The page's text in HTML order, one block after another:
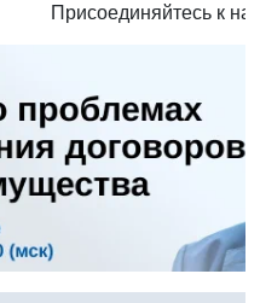
Присоединяйтесь к